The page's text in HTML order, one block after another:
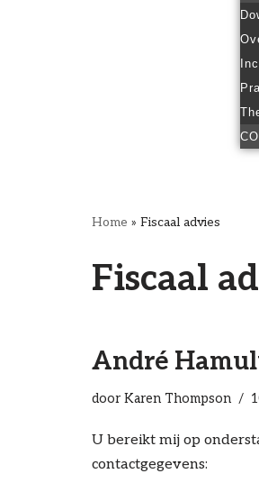
Home » Fiscaal advies
Fiscaal
André
doorKaren Thompson
U bereikt mij op
contactgegevens: